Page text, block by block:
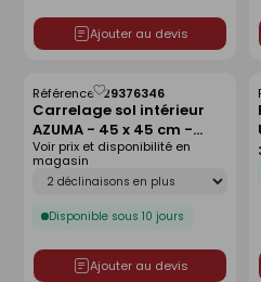
Ajouter au devis
Carrelage sol intérieur
AZUMA - 45 x 45 cm -
argento
Référence :29376346
Déclinaison
Disponible sous 10 jours
Voir prix et disponibilité en
magasin
Ajouter au devis
Enregistrer
comme
liste